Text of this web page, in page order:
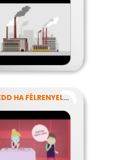
EZT TEDD HA FÉLRENYELT VALAKI